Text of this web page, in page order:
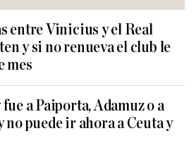
entre Vinicius y el Real
y si no renueva el club le
mes
a Paiporta, Adamuz o a
no puede ir ahora a Ceuta y